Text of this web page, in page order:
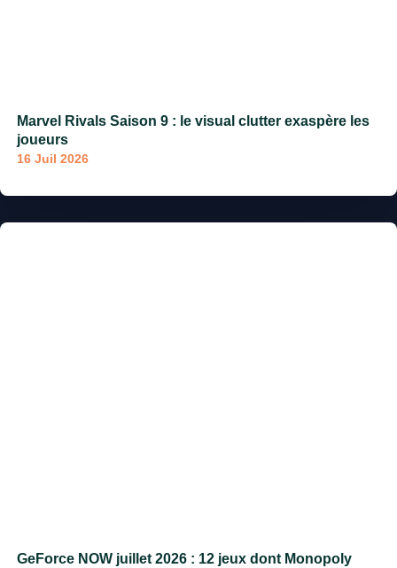
Marvel Rivals Saison 9 : le visual clutter exaspère les
joueurs
16 Juil 2026
GeForce NOW juillet 2026 : 12 jeux dont Monopoly